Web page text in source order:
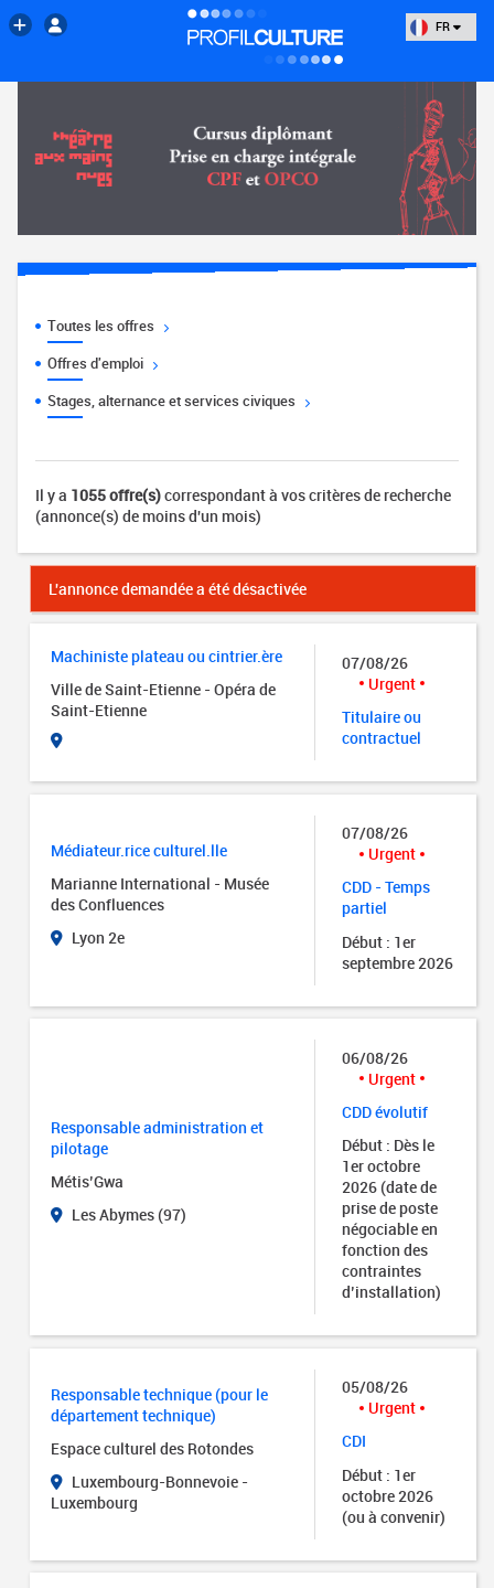
FR
Toutes les offres
Offres d'emploi
Stages, alternance et services civiques
Il y a 1055 offre(s)correspondant à vos critères de recherche
(annonce(s) de moins d'un mois)
L'annonce demandée a été désactivée
Machiniste plateau ou cintrier.ère
Ville de Saint-Etienne - Opéra de
Saint-Etienne
07/08/26
Urgent
Titulaire ou
contractuel
Médiateur.rice culturel.lle
Marianne International - Musée
des Confluences
Lyon 2e
07/08/26
Urgent
CDD - Temps
partiel
Début : 1er
septembre 2026
Responsable administration et
pilotage
Métis’Gwa
Les Abymes (97)
06/08/26
Urgent
CDD évolutif
Début : Dès le
1er octobre
2026 (date de
prise de poste
négociable en
fonction des
contraintes
d’installation)
Responsable technique (pour le
département technique)
Espace culturel des Rotondes
Luxembourg-Bonnevoie -
Luxembourg
05/08/26
Urgent
CDI
Début : 1er
octobre 2026
(ou à convenir)